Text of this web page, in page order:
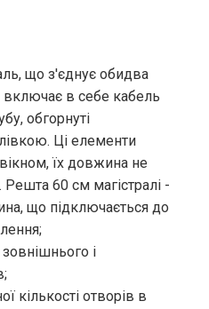
що з'єднує обидва
в себе кабель
обгорнуті
Ці елементи
їх довжина не
60 см магістралі -
що підключається до
і
кількості отворів в